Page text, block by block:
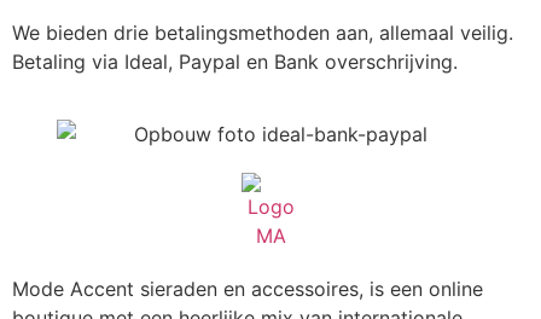
We bieden drie betalingsmethoden aan, allemaal veilig.
Betaling via Ideal, Paypal en Bank overschrijving.
Mode Accent sieraden en accessoires, is een online